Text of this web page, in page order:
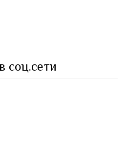
соц.сети